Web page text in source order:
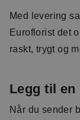
Med levering
Euroflorist det
raskt, trygt og
Legg til
Når du sender